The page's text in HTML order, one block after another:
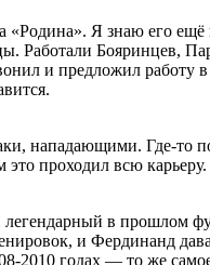
Я знаю его ещё
Работали Бояринцев,
и предложил
нападающими. Где-то
проходил всю
в прошлом
и Фердинанд
2010 годах — то же